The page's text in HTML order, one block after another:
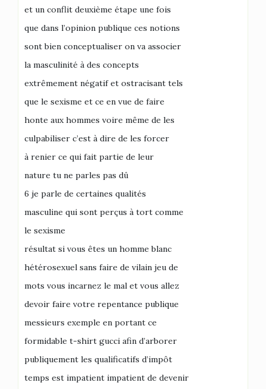
et un conflit deuxième étape une fois
que dans l’opinion publique ces notions
sont bien conceptualiser on va associer
la masculinité à des concepts
extrêmement négatif et ostracisant tels
que le sexisme et ce en vue de faire
honte aux hommes voire même de les
culpabiliser c’est à dire de les forcer
à renier ce qui fait partie de leur
nature tu ne parles pas dû
6 je parle de certaines qualités
masculine qui sont perçus à tort comme
le sexisme
résultat si vous êtes un homme blanc
hétérosexuel sans faire de vilain jeu de
mots vous incarnez le mal et vous allez
devoir faire votre repentance publique
messieurs exemple en portant ce
formidable t-shirt gucci afin d’arborer
publiquement les qualificatifs d’impôt
temps est impatient impatient de devenir